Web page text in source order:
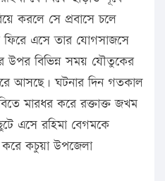
করলে সে প্রবাসে চলে
ফিরে এসে তার যোগসাজসে
উপর বিভিন্ন সময় যৌতুকের
আসছে। ঘটনার দিন গতকাল
মারধর করে রক্তাক্ত জখম
এসে রহিমা বেগমকে
কচুয়া উপজেলা